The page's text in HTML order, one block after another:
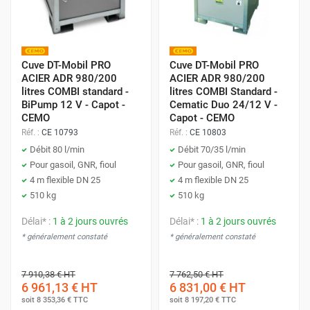
Cuve DT-Mobil PRO
ACIER ADR 980/200
litres COMBI standard -
BiPump 12 V - Capot -
CEMO
Réf. : CE 10793
Débit 80 l/min
Pour gasoil, GNR, fioul
4 m flexible DN 25
510 kg
Délai* : 1 à 2 jours ouvrés
* généralement constaté
7 910,38 €HT
6 961,13 € HT
soit 8 353,36 € TTC
Cuve DT-Mobil PRO
ACIER ADR 980/200
litres COMBI Standard -
Cematic Duo 24/12 V -
Capot - CEMO
Réf. : CE 10803
Débit 70/35 l/min
Pour gasoil, GNR, fioul
4 m flexible DN 25
510 kg
Délai* : 1 à 2 jours ouvrés
* généralement constaté
7 762,50 €HT
6 831,00 € HT
soit 8 197,20 € TTC